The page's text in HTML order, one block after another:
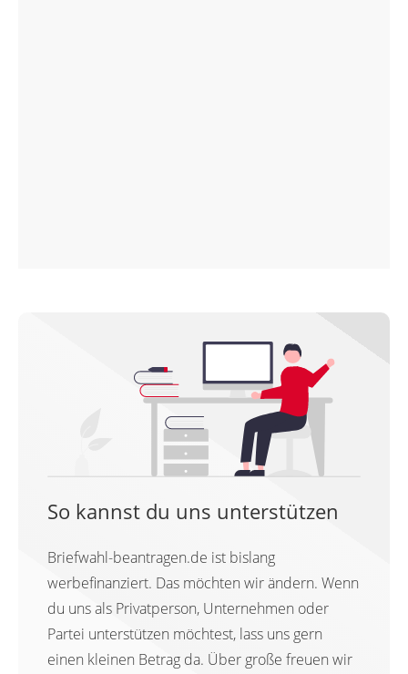
So kannst du uns unterstützen
Briefwahl-beantragen.de ist bislang
werbefinanziert. Das möchten wir ändern. Wenn
du uns als Privatperson, Unternehmen oder
Partei unterstützen möchtest, lass uns gern
einen kleinen Betrag da. Über große freuen wir